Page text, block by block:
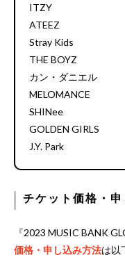
ITZY
ATEEZ
Stray Kids
THE BOYZ
カン・ダニエル
MELOMANCE
SHINee
GOLDEN GIRLS
J.Y. Park
チケット価格・
『2023 MUSIC BANK
価格・申し込み方法は以